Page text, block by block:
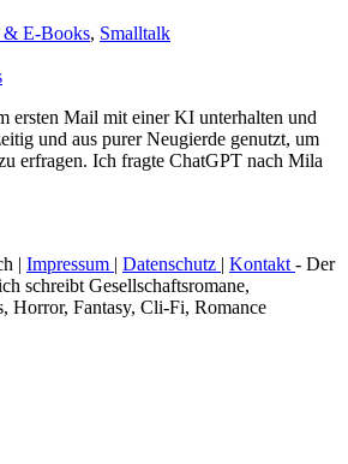
& E-Books, Smalltalk
ersten Mail mit einer KI unterhalten und
und aus purer Neugierde genutzt, um
erfragen. Ich fragte ChatGPT nach Mila
| Impressum | Datenschutz | Kontakt - Der
schreibt Gesellschaftsromane,
Horror, Fantasy, Cli-Fi, Romance